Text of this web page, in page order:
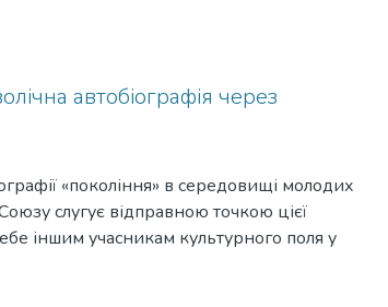
автобіографія через
«покоління» в середовищі молодих
слугує відправною точкою цієї
іншим учасникам культурного поля у